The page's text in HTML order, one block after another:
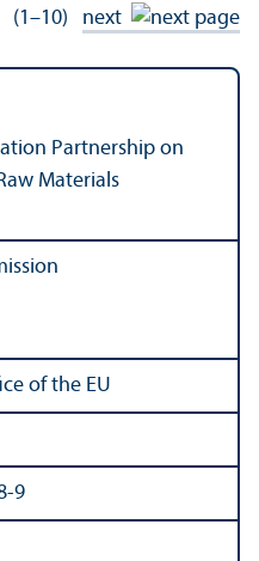
(1–10) next
Partnership on
Materials
of the EU
9